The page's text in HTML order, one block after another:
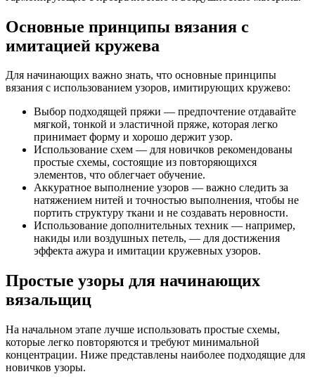
Основные принципы вязания с
имитацией кружева
Для начинающих важно знать, что основные принципы
вязания с использованием узоров, имитирующих кружево:
Выбор подходящей пряжи — предпочтение отдавайте
мягкой, тонкой и эластичной пряже, которая легко
принимает форму и хорошо держит узор.
Использование схем — для новичков рекомендованы
простые схемы, состоящие из повторяющихся
элементов, что облегчает обучение.
Аккуратное выполнение узоров — важно следить за
натяжением нитей и точностью выполнения, чтобы не
портить структуру ткани и не создавать неровности.
Использование дополнительных техник — например,
накиды или воздушных петель, — для достижения
эффекта ажура и имитации кружевных узоров.
Простые узоры для начинающих
вязальщиц
На начальном этапе лучше использовать простые схемы,
которые легко повторяются и требуют минимальной
концентрации. Ниже представлены наиболее подходящие для
новичков узоры.